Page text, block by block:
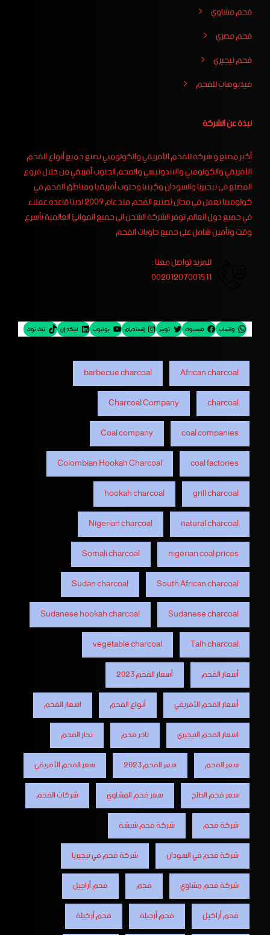
فحم مشاوي
فحم مصري
فحم نيجيري
فيدبوهات للفحم
نبذة عن الشركة
أكبر مصنع و شركة للفحم الأفريقي والكولومبي نصنع جميع أنواع الفحم
الأفريقي والكولومبي والاندونيسي والفحم الجنوب أفريقي من خلال فروع
المصنع فى نيجيريا والسودان وكينيا وجنوب أفريقيا ومناطق الفحم في
كولومبيا نعمل في مجال تصنيع الفحم منذ عام 2009 لدينا قاعده عملاء
في جميع دول العالم توفر الشركة الشحن الى جميع الموانئ العالمية بأسرع
وقت وتأمين شامل على جميع حاويات الفحم
للمزيد تواصل معنا :
00201207001511
واتساب فيسبوك تويتر إنستجرام يوتيوب لينكد إن تيك توك
African charcoal
barbecue charcoal
charcoal
Charcoal Company
coal companies
Coal company
coal factories
Colombian Hookah Charcoal
grill charcoal
hookah charcoal
natural charcoal
Nigerian charcoal
nigerian coal prices
Somali charcoal
South African charcoal
Sudan charcoal
Sudanese charcoal
Sudanese hookah charcoal
Talh charcoal
vegetable charcoal
أسعار الفحم
أسعار الفحم 2023
أسعار الفحم الأفريقي
أنواع الفحم
اسعار الفحم
اسعار الفحم النيجيري
تاجر فحم
تجار الفحم
سعر الفحم
سعر الفحم 2023
سعر الفحم الأفريقي
سعر فحم الطلح
سعر فحم المشاوي
شركات الفحم
شركة فحم
شركة فحم شيشة
شركة فحم في السودان
شركة فحم في نيجيريا
شركة فحم مشاوي
فحم
فحم أراجيل
فحم أراكيل
فحم أرجيلة
فحم أركيلة